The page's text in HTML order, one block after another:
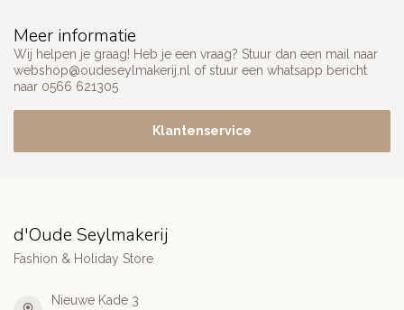
Meer informatie
Wij helpen je graag! Heb je een vraag? Stuur dan een mail naar
webshop@oudeseylmakerij.nl
of stuur een whatsapp bericht
naar 0566 621305
Klantenservice
d'Oude Seylmakerij
Fashion & Holiday Store
Nieuwe Kade 3